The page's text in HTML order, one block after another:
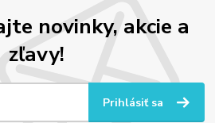
novinky, akcie a
zľavy!
Prihlásiť sa